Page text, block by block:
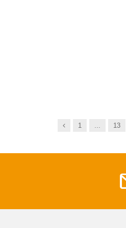
Previous
1 ... 13